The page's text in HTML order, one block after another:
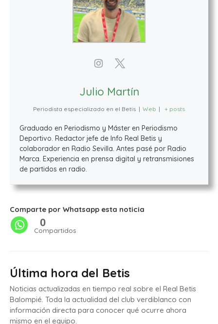
Julio Martín
Periodista especializado en el Betis | Web | + posts
Graduado en Periodismo y Máster en Periodismo
Deportivo. Redactor jefe de Info Real Betis y
colaborador en Radio Sevilla. Antes pasé por Radio
Marca. Experiencia en prensa digital y retransmisiones
de partidos en radio.
Comparte por Whatsapp esta noticia
0
Compartidos
Última hora del Betis
Noticias actualizadas en tiempo real sobre el Real Betis
Balompié. Toda la actualidad del club verdiblanco con
información directa para conocer qué ocurre ahora
mismo en el equipo.